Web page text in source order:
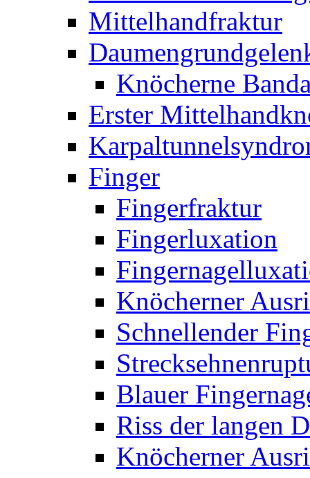
Mittelhandfraktur
Knöcherne
Erster
Finger
Fingerfraktur
Fingerluxation
Knöcherner
Schnellender
Blauer
Riss der langen
Knöcherner